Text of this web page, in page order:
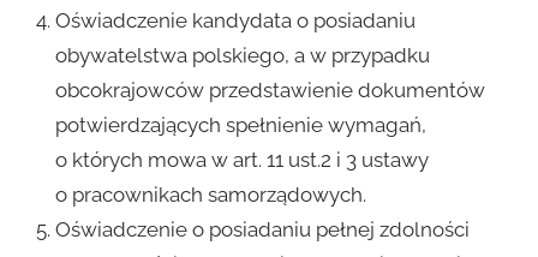
Oświadczenie kandydata o posiadaniu
obywatelstwa polskiego, a w przypadku
obcokrajowców przedstawienie dokumentów
potwierdzających spełnienie wymagań,
o których mowa w art. 11 ust.2 i 3 ustawy
o pracownikach samorządowych.
Oświadczenie o posiadaniu pełnej zdolności